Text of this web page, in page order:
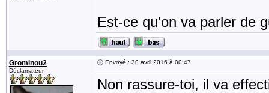
Est-ce qu'on va parler de
Grominou2
Déclamateur
Envoyé : 30 avril 2016 à 00:47
Non rassure-toi, il va